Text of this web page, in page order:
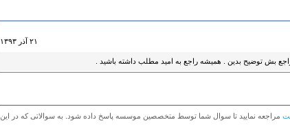
۲۱ آذر ۱۳۹۳
بش توضیح بدین . همیشه راجع به امید مطلب داشته باشید .
مراجعه نمایید تا سوال شما توسط متخصصین موسسه پاسخ داده شود. به سوالاتی که در این